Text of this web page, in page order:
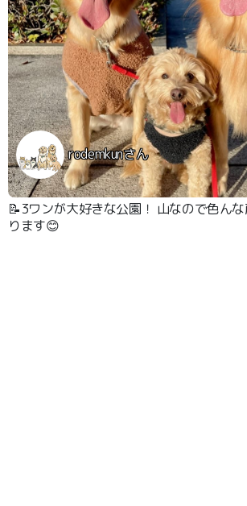
rodemkunさん
📝3ワンが大好きな公園！ 山なので色ん
ります😊